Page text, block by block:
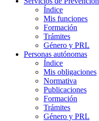
Índice
Mis funciones
Formación
Trámites
Género y PRL
Personas autónomas
Índice
Mis obligaciones
Normativa
Publicaciones
Formación
Trámites
Género y PRL